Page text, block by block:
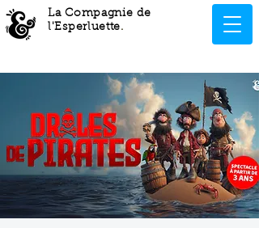
La Compagnie de
l'Esperluette.